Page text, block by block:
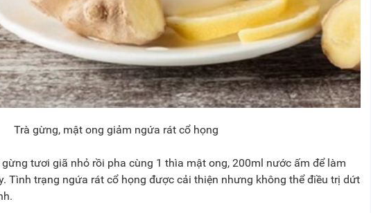
Trà gừng, mật ong giảm ngứa rát cổ họng
tươi giã nhỏ rồi pha cùng 1 thìa mật ong, 200ml nước ấm để làm
Tình trạng ngứa rát cổ họng được cải thiện nhưng không thể điều trị dứt